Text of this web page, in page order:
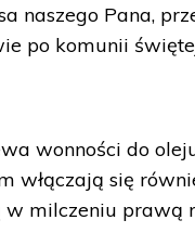
naszego Pana,
po komunii
wonności do
włączają się
w milczeniu prawą